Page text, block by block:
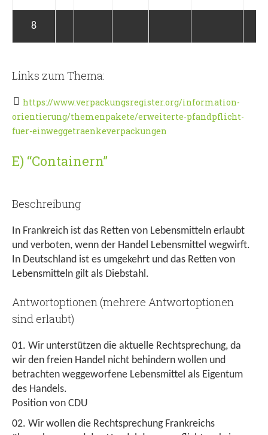
8
Links zum Thema:
https://www.verpackungsregister.org/information-
orientierung/themenpakete/erweiterte-pfandpflicht-
fuer-einweggetraenkeverpackungen
E) “Containern”
Beschreibung
In Frankreich ist das Retten von Lebensmitteln erlaubt
und verboten, wenn der Handel Lebensmittel wegwirft.
In Deutschland ist es umgekehrt und das Retten von
Lebensmitteln gilt als Diebstahl.
Antwortoptionen (mehrere Antwortoptionen
sind erlaubt)
Wir unterstützen die aktuelle Rechtsprechung, da
wir den freien Handel nicht behindern wollen und
betrachten weggeworfene Lebensmittel als Eigentum
des Handels.
Position von CDU
Wir wollen die Rechtsprechung Frankreichs